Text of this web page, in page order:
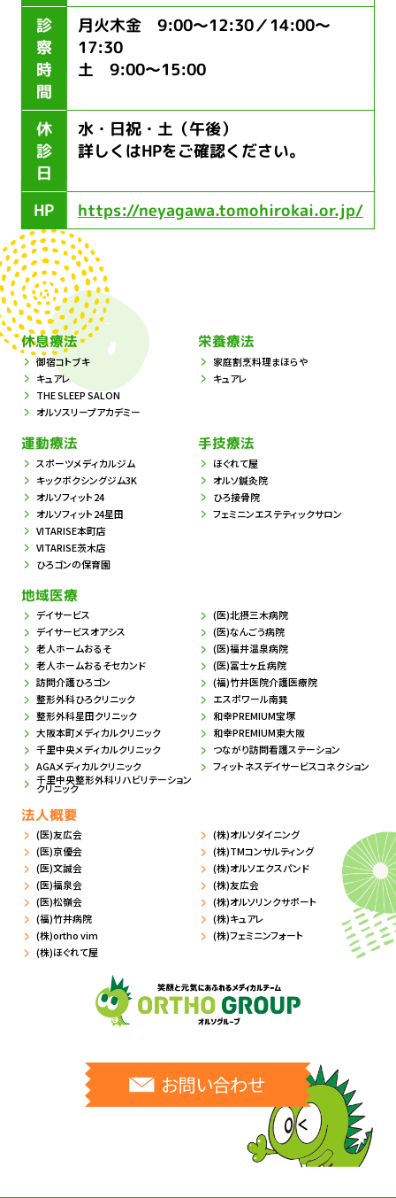
診
察
時
間
月火木金 9:00～12:30／14:00～
17:30
土 9:00～15:00
休
診
日
水・日祝・土（午後）
詳しくはHPをご確認ください。
HP https://neyagawa.tomohirokai.or.jp/
休息療法
御宿コトブキ
キュアレ
THE SLEEP SALON
オルソスリープアカデミー
栄養療法
家庭割烹料理まほらや
キュアレ
運動療法
スポーツメディカルジム
キックボクシングジム3K
オルソフィット24
オルソフィット24星田
VITARISE本町店
VITARISE茨木店
ひろゴンの保育園
手技療法
ほぐれて屋
オルソ鍼灸院
ひろ接骨院
フェミニンエステティックサロン
地域医療
デイサービス
デイサービスオアシス
老人ホームおるそ
老人ホームおるそセカンド
訪問介護ひろゴン
整形外科ひろクリニック
整形外科星田クリニック
大阪本町メディカルクリニック
千里中央メディカルクリニック
AGAメディカルクリニック
千里中央整形外科リハビリテーション
クリニック
(医)北摂三木病院
(医)なんごう病院
(医)福井温泉病院
(医)冨士ヶ丘病院
(福)竹井医院介護医療院
エスポワール南巽
和幸PREMIUM宝塚
和幸PREMIUM東大阪
つながり訪問看護ステーション
フィットネスデイサービスコネクション
法人概要
(医)友広会
(医)京優会
(医)文誠会
(医)福泉会
(医)松嶺会
(福)竹井病院
(株)ortho vim
(株)ほぐれて屋
(株)オルソダイニング
(株)TMコンサルティング
(株)オルソエクスパンド
(株)友広会
(株)オルソリンクサポート
(株)キュアレ
(株)フェミニンフォート
お問い合わせ